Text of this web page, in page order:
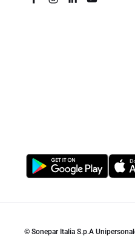
© Sonepar Italia S.p.A